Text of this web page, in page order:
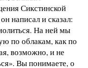
Сикстинской
написал и сказал:
На ней мы
по облакам, как по
возможно, и не
Вы понимаете, о